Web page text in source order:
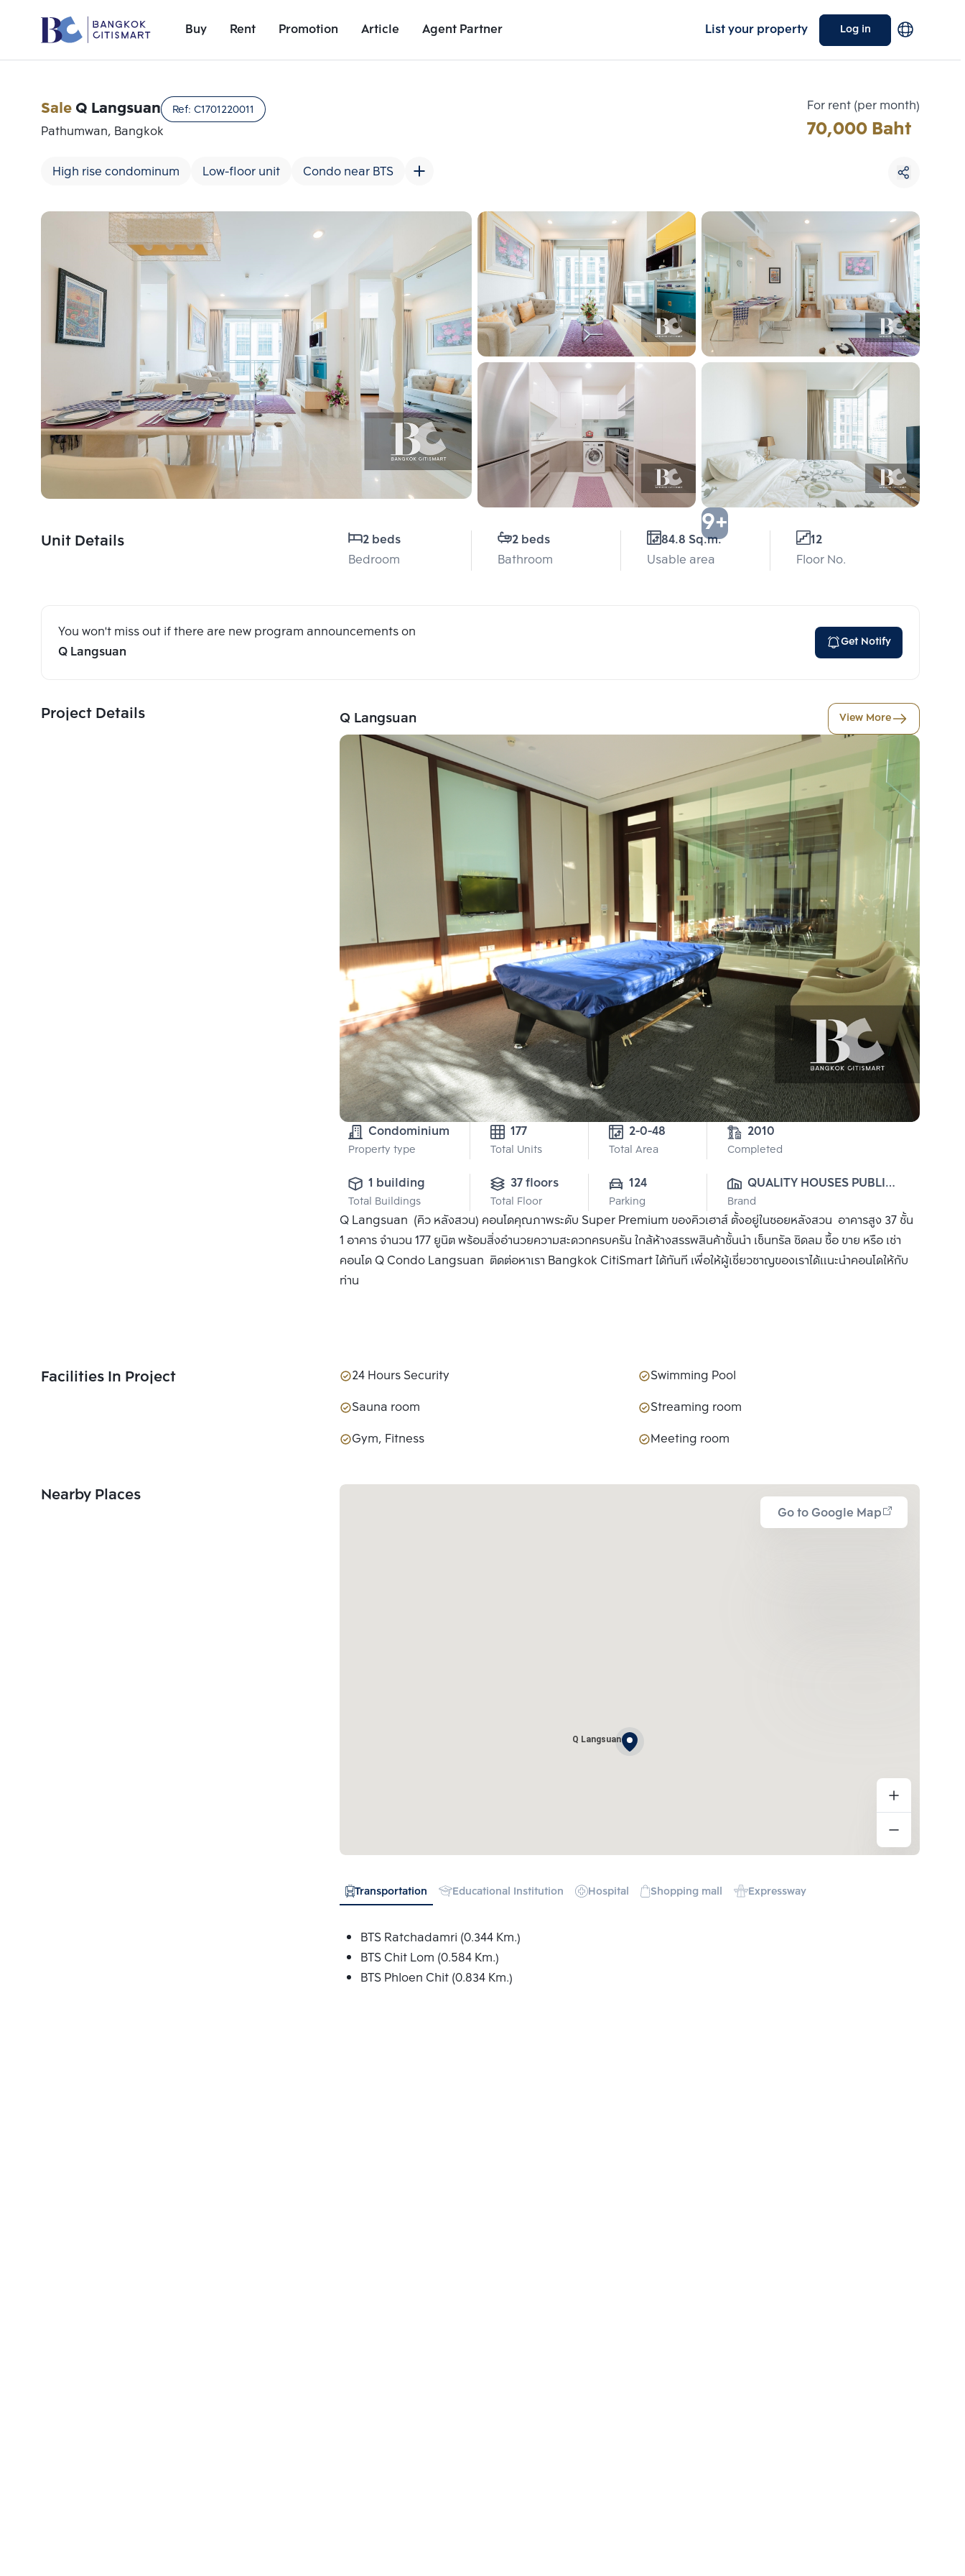
Buy Rent Promotion Article Agent Partner List your property Log in
Unit Details
SaleQ Langsuan Ref: C1701220011
Pathumwan, Bangkok
High rise condominum Low-floor unit Condo near BTS
For rent (per month)
70,000 Baht
9+
Unit Details
2 beds
Bedroom
2 beds
Bathroom
84.8 Sq.m.
Usable area
12
Floor No.
You won't miss out if there are new program announcements on
Q Langsuan
Get Notify
Project Details Q Langsuan View More
Condominium
Property type
177
Total Units Total Area
2010
Completed
1 building
Total Buildings
37 floors
Total Floor
124
Parking
QUALITY HOUSES PUBLIC
CO., LTD.
Brand
Q Langsuan (คิว หลังสวน) คอนโดคุณภาพระดับ Super Premium ของคิวเฮาส์ ตั้งอยู่ในซอยหลังสวน อาคารสูง 37 ชั้น
1 อาคาร จำนวน 177 ยูนิต พร้อมสิ่งอำนวยความสะดวกครบครัน ใกล้ห้างสรรพสินค้าชั้นนำ เซ็นทรัล ชิดลม ซื้อ ขาย หรือ เช่า
คอนโด Q Condo Langsuan ติดต่อหาเรา Bangkok CitiSmart ได้ทันที เพื่อให้ผู้เชี่ยวชาญของเราได้แนะนำคอนโดให้กับ
ท่าน
Facilities In Project 24 Hours Security
Swimming Pool
Sauna room
Streaming room
Gym, Fitness
Meeting room
Nearby Places
Go to Google Map
Q Langsuan
Transportation Educational Institution Hospital Shopping mall Expressway
BTS Ratchadamri (0.344 Km.)
BTS Chit Lom (0.584 Km.)
BTS Phloen Chit (0.834 Km.)
Add comparative units
Number 1
Add comparative units
Number 2
Add comparative units
Number 3
Choose comparative unit
Maximum 3 units
Compare
Clear all